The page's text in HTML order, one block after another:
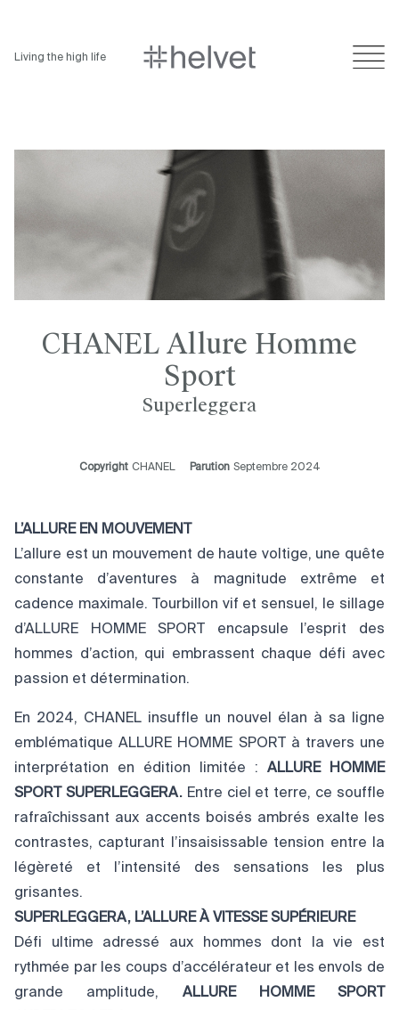
Living the high life
CHANEL Allure Homme
Sport
Superleggera
Copyright CHANEL Parution Septembre 2024
L’ALLURE EN MOUVEMENT
L’allure est un mouvement de haute voltige, une quête
constante d’aventures à magnitude extrême et
cadence maximale. Tourbillon vif et sensuel, le sillage
d’ALLURE HOMME SPORT encapsule l’esprit des
hommes d’action, qui embrassent chaque défi avec
passion et détermination.
En 2024, CHANEL insuffle un nouvel élan à sa ligne
emblématique ALLURE HOMME SPORT à travers une
interprétation en édition limitée : ALLURE HOMME
SPORT SUPERLEGGERA. Entre ciel et terre, ce souffle
rafraîchissant aux accents boisés ambrés exalte les
contrastes, capturant l’insaisissable tension entre la
légèreté et l’intensité des sensations les plus
grisantes.
SUPERLEGGERA, L’ALLURE À VITESSESUPÉRIEURE
Défi ultime adressé aux hommes dont la vie est
rythmée par les coups d’accélérateur et les envols de
grande amplitude, ALLURE HOMME SPORT